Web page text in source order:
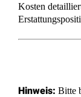
Kosten
Hinweis: Bitte